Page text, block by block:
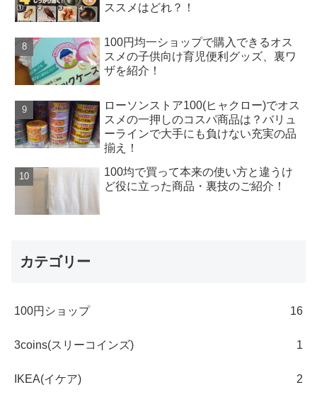
ススメはどれ？！
100円均一ショップで購入できるオス
スメの子供向け育児便利グッズ、裏ワ
ザを紹介！
ローソンストア100(ヒャクロー)でオス
スメの一押しのコスパ商品は？バリュ
ーラインで大手にも負けない充実の品
揃え！
100均で買って本来の使い方と違うけ
ど役に立った商品・裏技のご紹介！
カテゴリー
100円ショップ 16
3coins(スリーコインズ) 1
IKEA(イケア) 2